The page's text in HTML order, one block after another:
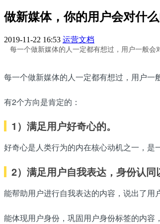
做新媒体，你的用户会对什
2019-11-22 16:53 运营文档
每一个做新媒体的人一定都有想过，用户一般会
每一个做新媒体的人一定都有想过，用户一
有2个方向是肯定的：
1）满足用户好奇心的。
好奇心是人类行为的内在核心动机之一，
2）满足用户自我表达，身份认同
能帮助用户进行自我表达的内容，说出了用
能体现用户身份，巩固用户身份标签的内容